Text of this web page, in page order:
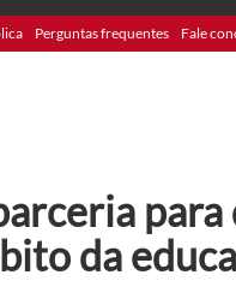
Perguntas frequentes Fale
da